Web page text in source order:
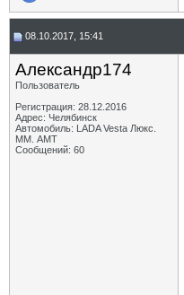
08.10.2017, 15:41
Александр174
Пользователь
Регистрация: 28.12.2016
Адрес: Челябинск
Автомобиль: LADA Vesta Люкс.
ММ. АМТ
Сообщений: 60